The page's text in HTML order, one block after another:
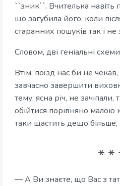
``зник``. Вчителька навіть
що загубила його, коли
старанних пошуків так і не
Словом, дві геніальні
Втім, поїзд нас би не
завчасно завершити
тему, ясна річ, не зачіпали,
обійтися порівняно малою
таки щастить дещо більше,
— А Ви знаєте, що Вас з